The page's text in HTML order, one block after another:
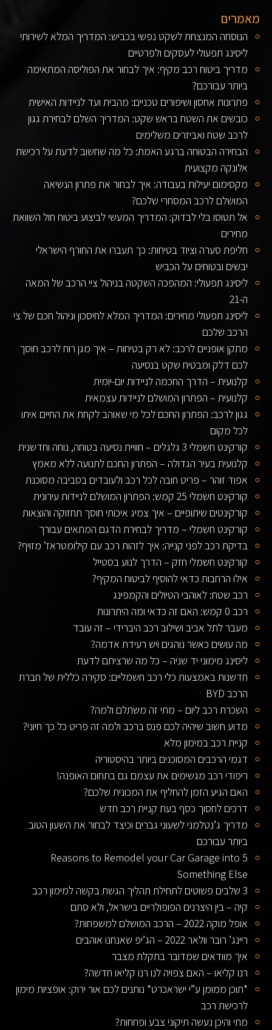
מאמרים
הנוסחה המנצחת לשקט נפשי בכביש: המדריך המלא לשירותי
ליסינג תפעולי לעסקים ולפרטיים
מדריך ביטוח רכב מקיף: איך לבחור את הפוליסה המתאימה
ביותר עבורכם?
פתרונות אחסון ושיפורים טכניים: מהבית ועד לניידות האישית
כובשים את השטח בראש שקט: המדריך השלם לבחירת גגון
לרכב שטח ואביזרים משלימים
הבחירה הבטוחה ברגע האמת: כל מה שחשוב לדעת על רכישת
אלונקה מקצועית
מקסימום יעילות בעבודה: איך לבחור את פתרון הנשיאה
המושלם לרכב המסחרי שלכם?
אל תטוסו בלי לבדוק: המדריך המעשי לביצוע ביטוח חול השוואת
מחירים
חליפת סערה וציוד בטיחות: כך תעברו את החורף הישראלי
יבשים ובטוחים על הכביש
ליסינג תפעולי: המהפכה השקטה בניהול ציי הרכב של המאה
ה-21
ליסינג תפעולי מחירים: המדריך המלא לחיסכון וניהול חכם של צי
הרכב שלכם
מתקן אופניים לרכב: לא רק בטיחות – איך מגן רוח לרכב חוסך
לכם דלק ומבטיח שקט בנסיעה
קלנועית – הדרך החכמה לניידות יום-יומית
קלנועית – הפתרון המושלם לניידות עצמאית
גגון לרכב: הפתרון החכם לכל מי שאוהב לקחת את החיים איתו
לכל מקום
קורקינט חשמלי 3 גלגלים – חוויית נסיעה בטוחה, נוחה וחדשנית
קלנועית בעיר הגדולה – הפתרון החכם לתנועה ללא מאמץ
אפוד זוהר – פריט חובה לכל רכב ולעובדים בסביבה מסוכנת
קורקינט חשמלי 25 קמש: הפתרון המושלם לניידות עירונית
קורקינטים שיתופיים – איך צמיג איכותי חוסך תחזוקה והוצאות
קורקינט חשמלי – מדריך לבחירת הדגם המתאים עבורך
בדיקת רכב לפני קנייה: איך לזהות רכב עם קילומטראז’ מזויף?
קורקינט חשמלי חזק – הדרך לנוע בסטייל
אילו הרחבות כדאי להוסיף לביטוח המקיף?
רכב שטח: לאוהבי הטיולים והקמפינג
רכב 0 קמש: האם זה כדאי ומה היתרונות
מעבר לתל אביב ושילוב רכב היברידי – זה עובד
מה עושים כאשר נוהגים ויש רעידת אדמה?
ליסינג מימוני יד שניה – כל מה שרציתם לדעת
חדשנות באמצעות כלי רכב חשמליים: סקירה כללית של חברת
הרכב BYD
השכרת רכב ליום – מתי זה משתלם ולמה?
מדוע חשוב שיהיה לכם פנס ברכב ולמה זה פריט כל כך חיוני?
קניית רכב במימון מלא
דגמי הרכבים המסוכנים ביותר בהיסטוריה
ריפודי רכב מגשימים את עצמם גם בתחום האופנה!
האם הגיע הזמן להחליף את המכונית שלכם?
דרכים לחסוך כסף בעת קניית רכב חדש
מדריך ג’נטלמני לשעוני גברים וכיצד לבחור את השעון הטוב
ביותר עבורכם
5 Reasons to Remodel your Car Garage into
Something Else
3 שלבים פשוטים לתחילת תהליך הגשת בקשה למימון רכב
קיה – בין היצרנים הפופולריים בישראל, ולא סתם
אופל מוקה 2022 – הרכב המושלם למשפחות?
ריינג’ רובר וולאר 2022 – הג’יפ שאנחנו אוהבים
איך מוודאים שמדובר בתקלת מצבר
רנו קליאו – האם צפויה לנו רנו קליאו חדשה?
*תוכן ממומן ע”י ישראכרט* נותנים לכם אור ירוק: אופציות מימון
לרכישת רכב
מתי והיכן נעשה תיקוני צבע ופחחות?